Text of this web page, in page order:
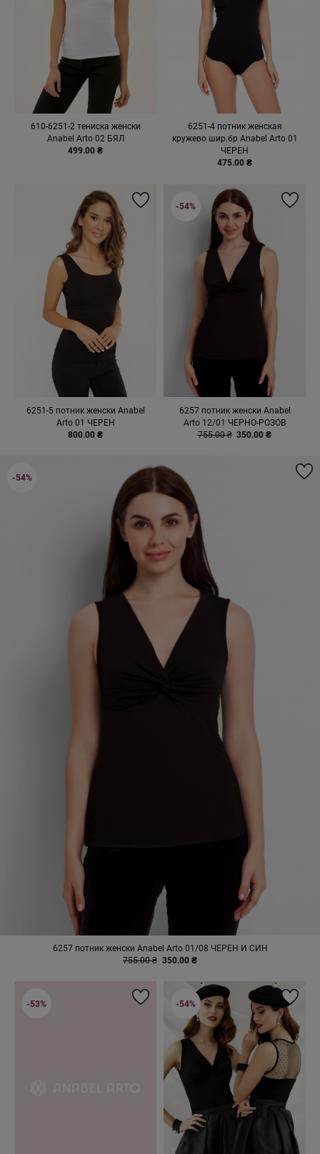
610-6251-2 тениска женски
Anabel Arto 02 БЯЛ
499.00 ₴
6251-4 потник женская
кружево шир.бр Anabel Arto 01
ЧЕРЕН
475.00 ₴
6251-5 потник женски Anabel
Arto 01 ЧЕРЕН
800.00 ₴
6257 потник женски Anabel
Arto 12/01 ЧЕРНО-РОЗОВ
755.00 ₴ 350.00 ₴
-54%
6257 потник женски Anabel Arto 01/08 ЧЕРЕН И СИН
755.00 ₴ 350.00 ₴
-54%
-53% -54%